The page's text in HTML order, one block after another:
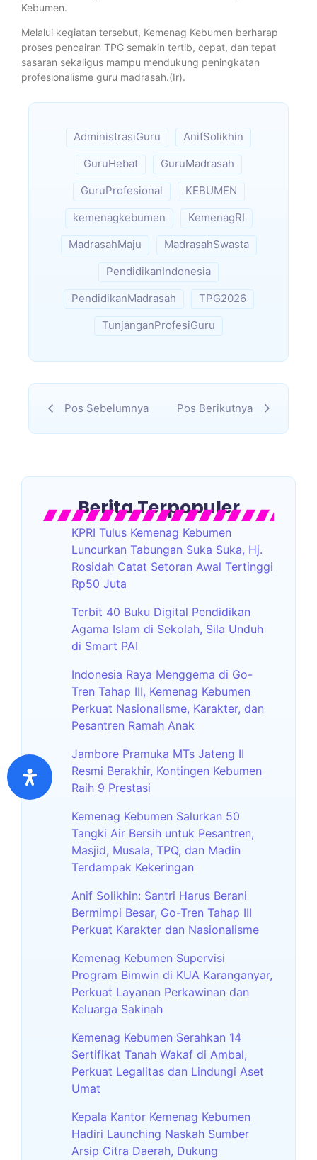
Kebumen.
Melalui kegiatan tersebut, Kemenag Kebumen berharap
proses pencairan TPG semakin tertib, cepat, dan tepat
sasaran sekaligus mampu mendukung peningkatan
profesionalisme guru madrasah.(Ir).
AdministrasiGuru
AnifSolikhin
GuruHebat
GuruMadrasah
GuruProfesional
KEBUMEN
kemenagkebumen
KemenagRI
MadrasahMaju
MadrasahSwasta
PendidikanIndonesia
PendidikanMadrasah
TPG2026
TunjanganProfesiGuru
Pos Sebelumnya Pos Berikutnya
Berita Terpopuler
KPRI Tulus Kemenag Kebumen
Luncurkan Tabungan Suka Suka, Hj.
Rosidah Catat Setoran Awal Tertinggi
Rp50 Juta
Terbit 40 Buku Digital Pendidikan
Agama Islam di Sekolah, Sila Unduh
di Smart PAI
Indonesia Raya Menggema di Go-
Tren Tahap III, Kemenag Kebumen
Perkuat Nasionalisme, Karakter, dan
Pesantren Ramah Anak
Jambore Pramuka MTs Jateng II
Resmi Berakhir, Kontingen Kebumen
Raih 9 Prestasi
Kemenag Kebumen Salurkan 50
Tangki Air Bersih untuk Pesantren,
Masjid, Musala, TPQ, dan Madin
Terdampak Kekeringan
Anif Solikhin: Santri Harus Berani
Bermimpi Besar, Go-Tren Tahap III
Perkuat Karakter dan Nasionalisme
Kemenag Kebumen Supervisi
Program Bimwin di KUA Karanganyar,
Perkuat Layanan Perkawinan dan
Keluarga Sakinah
Kemenag Kebumen Serahkan 14
Sertifikat Tanah Wakaf di Ambal,
Perkuat Legalitas dan Lindungi Aset
Umat
Kepala Kantor Kemenag Kebumen
Hadiri Launching Naskah Sumber
Arsip Citra Daerah, Dukung